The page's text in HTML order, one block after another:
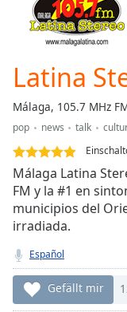
Current
0:00
Duration-:-
0.00%
Stream
TypeLIVE
Seek to
live,
currently
behind
liveLIVE
Remaining
Time-
1x
Latina
Málaga, 105.7 MHz
pop news talk
Málaga Latina
FM y la #1 en
municipios del
irradiada.
Español
Gefällt mir